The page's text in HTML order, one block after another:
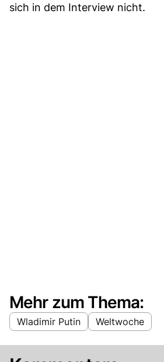
sich in dem Interview nicht.
Mehr zum Thema:
Wladimir Putin Weltwoche